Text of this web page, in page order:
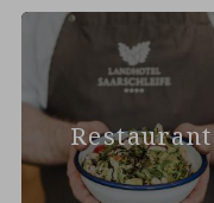
Restaurant